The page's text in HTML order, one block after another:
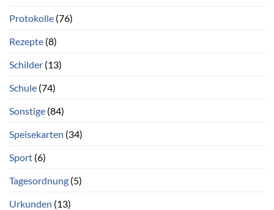
Protokolle (76)
Rezepte (8)
Schilder (13)
Schule (74)
Sonstige (84)
Speisekarten (34)
Sport (6)
Tagesordnung (5)
Urkunden (13)